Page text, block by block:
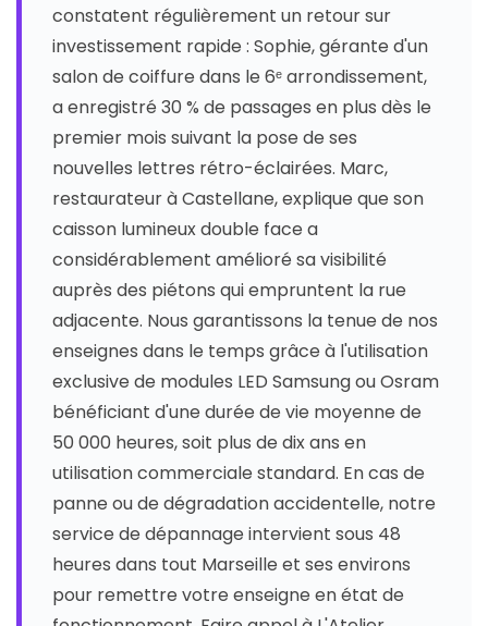
constatent régulièrement un retour sur
investissement rapide : Sophie, gérante d'un
salon de coiffure dans le 6ᵉ arrondissement,
a enregistré 30 % de passages en plus dès le
premier mois suivant la pose de ses
nouvelles lettres rétro-éclairées. Marc,
restaurateur à Castellane, explique que son
caisson lumineux double face a
considérablement amélioré sa visibilité
auprès des piétons qui empruntent la rue
adjacente. Nous garantissons la tenue de nos
enseignes dans le temps grâce à l'utilisation
exclusive de modules LED Samsung ou Osram
bénéficiant d'une durée de vie moyenne de
50 000 heures, soit plus de dix ans en
utilisation commerciale standard. En cas de
panne ou de dégradation accidentelle, notre
service de dépannage intervient sous 48
heures dans tout Marseille et ses environs
pour remettre votre enseigne en état de